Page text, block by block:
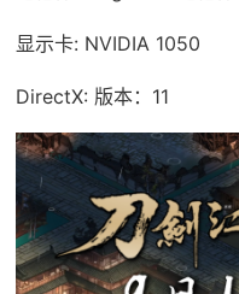
显示卡: NVIDIA 1050
DirectX: 版本：11